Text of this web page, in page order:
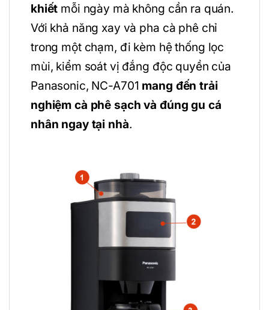
khiết mỗi ngày mà không cần ra quán.
Với khả năng xay và pha cà phê chỉ
trong một chạm, đi kèm hệ thống lọc
mùi, kiểm soát vị đắng độc quyền của
Panasonic, NC-A701 mang đến trải
nghiệm cà phê sạch và đúng gu cá
nhân ngay tại nhà.